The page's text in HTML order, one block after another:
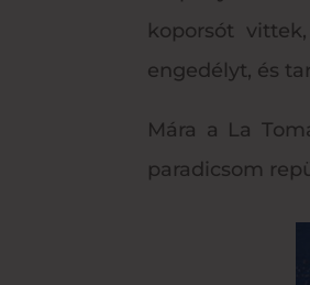
koporsót
engedélyt, és
Mára a La
paradicsom